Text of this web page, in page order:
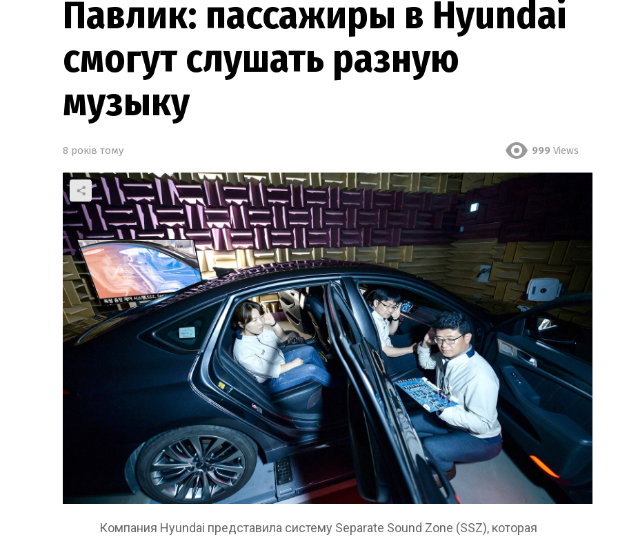
Павлик: пассажиры в Hyundai
смогут слушать разную
музыку
8 років тому 999 Views
Компания Hyundai представила систему Separate Sound Zone (SSZ), которая